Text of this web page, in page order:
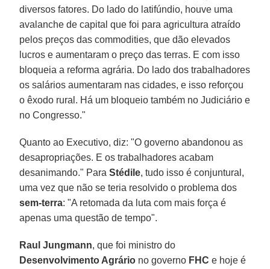
diversos fatores. Do lado do latifúndio, houve uma
avalanche de capital que foi para agricultura atraído
pelos preços das commodities, que dão elevados
lucros e aumentaram o preço das terras. E com isso
bloqueia a reforma agrária. Do lado dos trabalhadores
os salários aumentaram nas cidades, e isso reforçou
o êxodo rural. Há um bloqueio também no Judiciário e
no Congresso."
Quanto ao Executivo, diz: "O governo abandonou as
desapropriações. E os trabalhadores acabam
desanimando." ParaStédile, tudo isso é conjuntural,
uma vez que não se teria resolvido o problema dos
sem-terra: "A retomada da luta com mais força é
apenas uma questão de tempo".
Raul Jungmann, que foi ministro do
Desenvolvimento Agrário no governo FHC e hoje é